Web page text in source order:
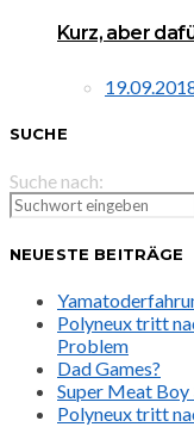
Kurz, aber
SUCHE
Suche nach:
NEUESTE BEITRÄGE
Polyneux tritt
Problem
Dad Games?
Super Meat
Polyneux tritt